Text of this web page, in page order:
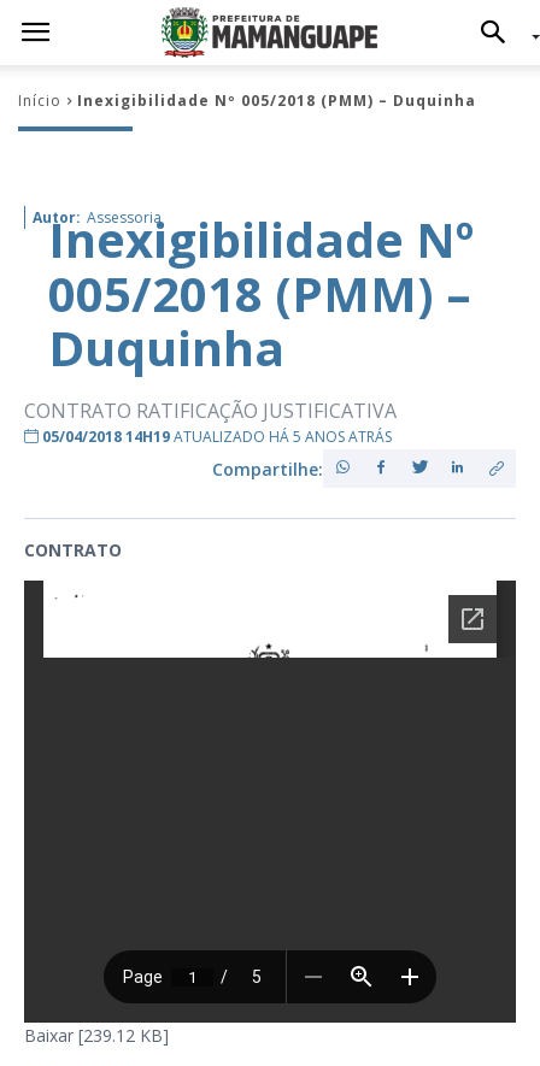
Início Inexigibilidade Nº 005/2018 (PMM) – Duquinha
Autor: Assessoria
Inexigibilidade Nº
005/2018 (PMM) –
Duquinha
CONTRATO RATIFICAÇÃO JUSTIFICATIVA
05/04/2018 14H19ATUALIZADO HÁ 5 ANOS ATRÁS
Compartilhe:
CONTRATO
Baixar [239.12 KB]